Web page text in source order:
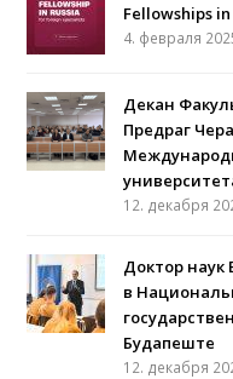
Fellowships in
4. февраля
Декан
Предраг
12. декабря
Доктор
в
Будапеште
12. декабря